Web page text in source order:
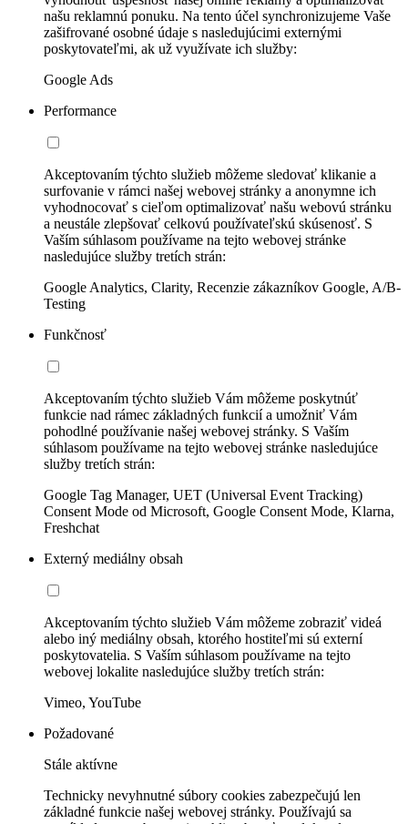
našu reklamnú ponuku. Na tento účel synchronizujeme Vaše
zašifrované osobné údaje s nasledujúcimi externými
poskytovateľmi, ak už využívate ich služby:
Google Ads
Performance
Akceptovaním týchto služieb môžeme sledovať klikanie a
surfovanie v rámci našej webovej stránky a anonymne ich
vyhodnocovať s cieľom optimalizovať našu webovú stránku
a neustále zlepšovať celkovú používateľskú skúsenosť. S
Vaším súhlasom používame na tejto webovej stránke
nasledujúce služby tretích strán:
Google Analytics, Clarity, Recenzie zákazníkov Google, A/B-
Testing
Funkčnosť
Akceptovaním týchto služieb Vám môžeme poskytnúť
funkcie nad rámec základných funkcií a umožniť Vám
pohodlné používanie našej webovej stránky. S Vaším
súhlasom používame na tejto webovej stránke nasledujúce
služby tretích strán:
Google Tag Manager, UET (Universal Event Tracking)
Consent Mode od Microsoft, Google Consent Mode, Klarna,
Freshchat
Externý mediálny obsah
Akceptovaním týchto služieb Vám môžeme zobraziť videá
alebo iný mediálny obsah, ktorého hostiteľmi sú externí
poskytovatelia. S Vaším súhlasom používame na tejto
webovej lokalite nasledujúce služby tretích strán:
Vimeo, YouTube
Požadované
Stále aktívne
Technicky nevyhnutné súbory cookies zabezpečujú len
základné funkcie našej webovej stránky. Používajú sa